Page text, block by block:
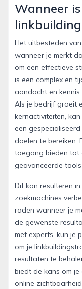
Wanneer
Het uitbesteden
wanneer je merkt
om een effectieve
is een complex en
aandacht en
Als je bedrijf groeit
kernactiviteiten,
een
doelen te bereiken.
toegang bieden tot
geavanceerde
Dit kan resulteren
zoekmachines
raden wanneer je
de gewenste
met experts, kun je
om je
resultaten te
biedt de kans om je
online